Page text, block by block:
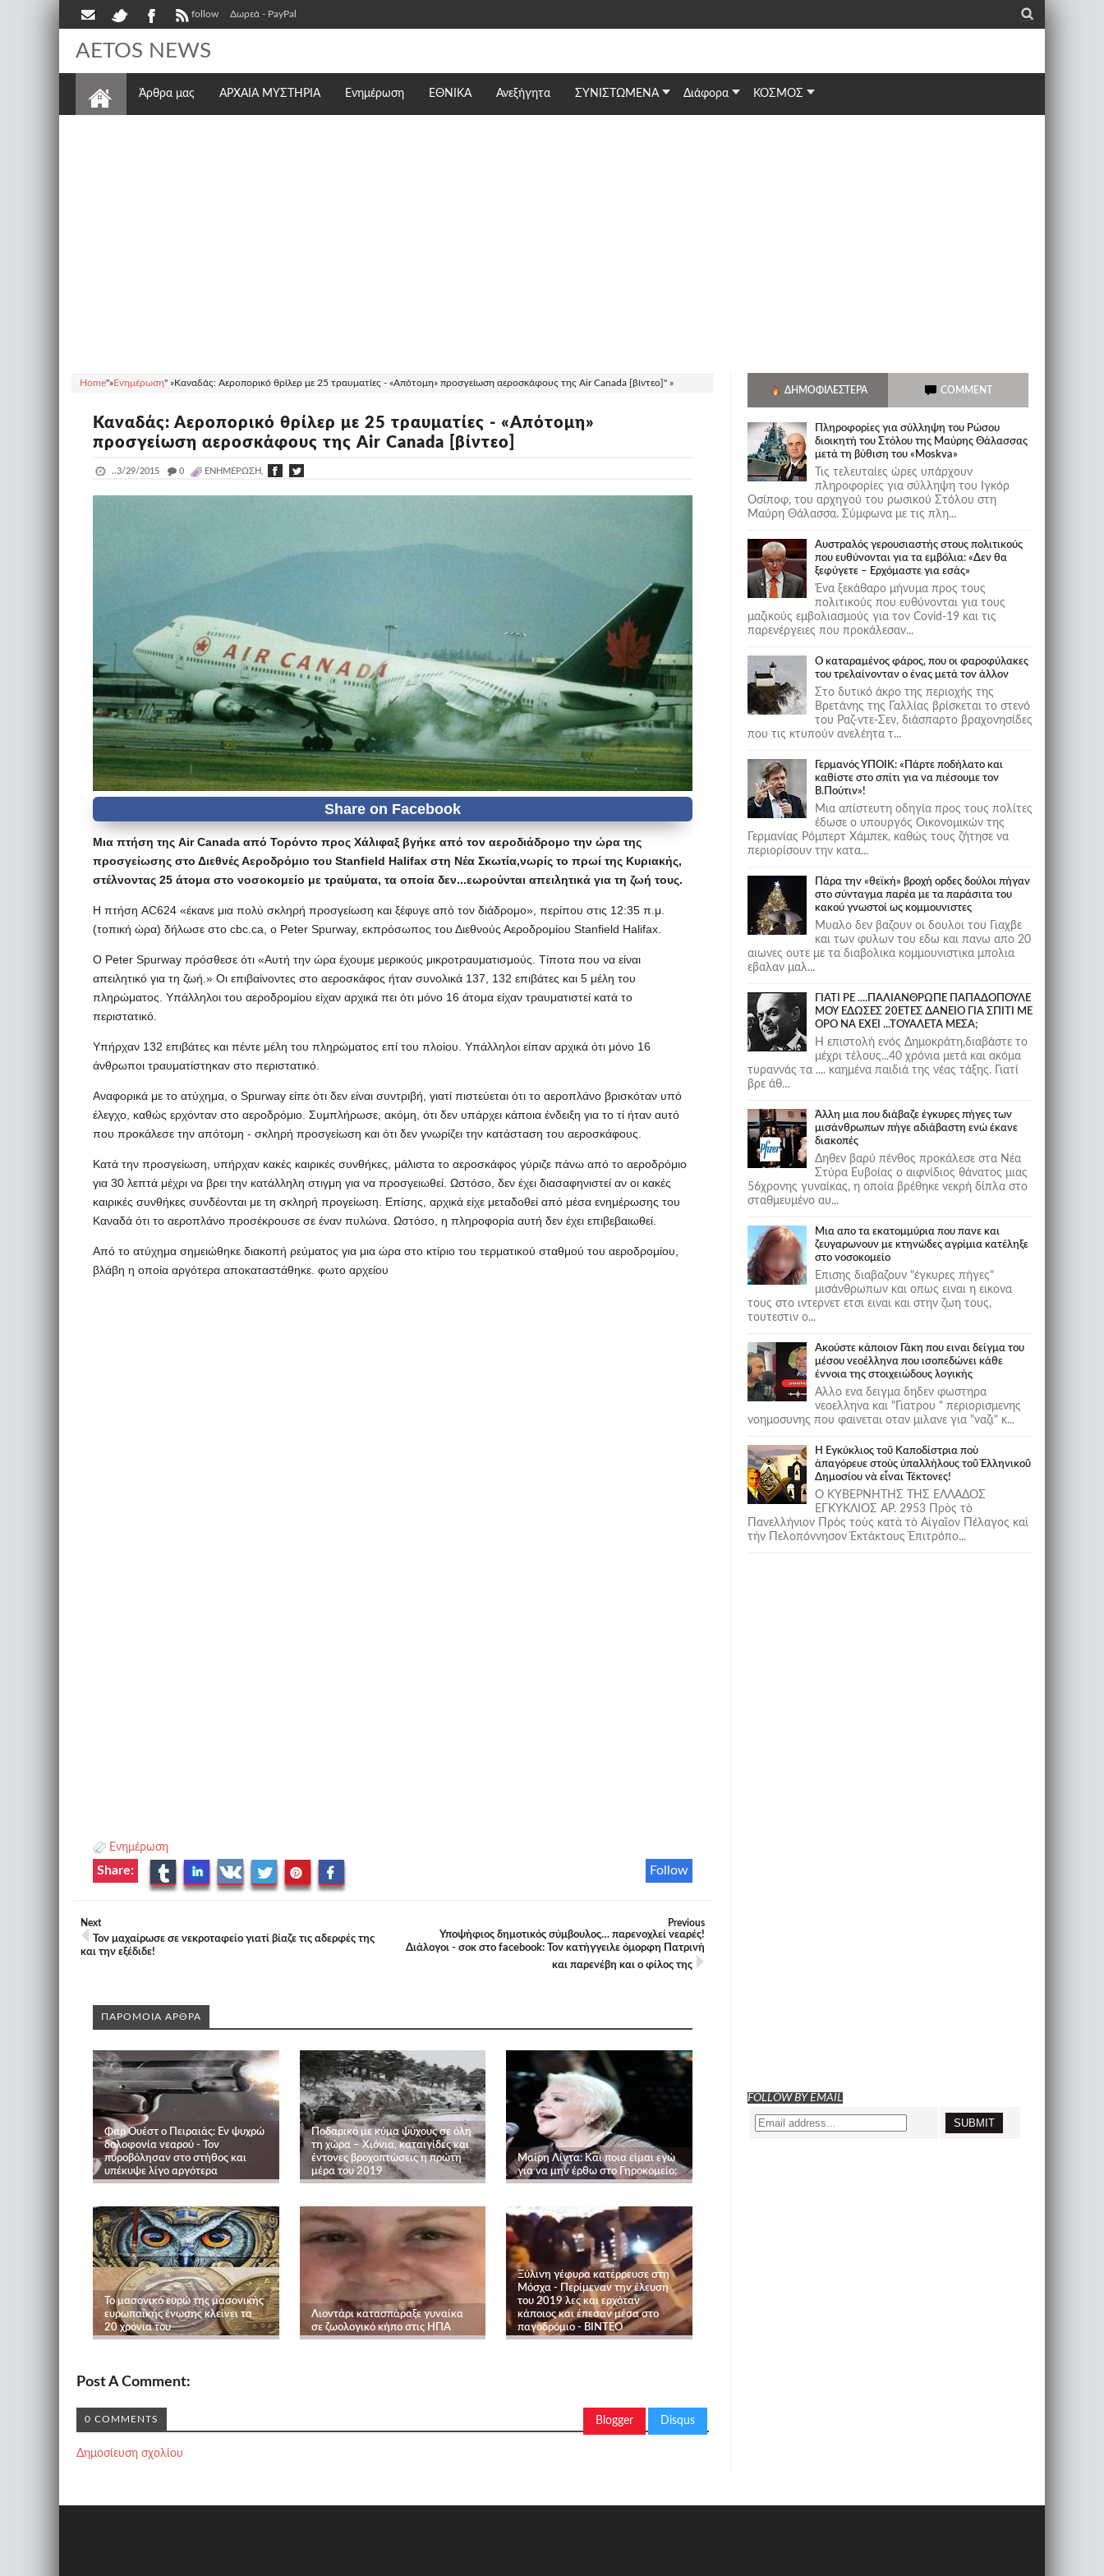
follow Δωρεά - PayPal _
AETOS NEWS
Άρθρα μας ΑΡΧΑΙΑ ΜΥΣΤΗΡΙΑ Ενημέρωση ΕΘΝΙΚΆ Ανεξήγητα ΣΥΝΙΣΤΩΜΕΝΑ Διάφορα ΚΟΣΜΟΣ
Home"»Ενημέρωση" »Καναδάς: Αεροπορικό θρίλερ με 25 τραυματίες - «Απότομη» προσγείωση αεροσκάφους της Air Canada [βίντεο]" »
Καναδάς: Αεροπορικό θρίλερ με 25 τραυματίες - «Απότομη»
προσγείωση αεροσκάφους της Air Canada [βίντεο]
..3/29/2015 _ 0 ΕΝΗΜΈΡΩΣΗ,
Μια πτήση της Air Canada από Τορόντο προς Χάλιφαξ βγήκε από τον αεροδιάδρομο την ώρα της
προσγείωσης στο Διεθνές Αεροδρόμιο του Stanfield Halifax στη Νέα Σκωτία,νωρίς το πρωί της Κυριακής,
στέλνοντας 25 άτομα στο νοσοκομείο με τραύματα, τα οποία δεν...εωρούνται απειλητικά για τη ζωή τους.
Η πτήση AC624 «έκανε μια πολύ σκληρή προσγείωση και ξέφυγε από τον διάδρομο», περίπου στις 12:35 π.μ.
(τοπική ώρα) δήλωσε στο cbc.ca, ο Peter Spurway, εκπρόσωπος του Διεθνούς Αεροδρομίου Stanfield Halifax.
Ο Peter Spurway πρόσθεσε ότι «Αυτή την ώρα έχουμε μερικούς μικροτραυματισμούς. Τίποτα που να είναι
απειλητικό για τη ζωή.» Οι επιβαίνοντες στο αεροσκάφος ήταν συνολικά 137, 132 επιβάτες και 5 μέλη του
πληρώματος. Υπάλληλοι του αεροδρομίου είχαν αρχικά πει ότι μόνο 16 άτομα είχαν τραυματιστεί κατά το
περιστατικό.
Υπήρχαν 132 επιβάτες και πέντε μέλη του πληρώματος επί του πλοίου. Υπάλληλοι είπαν αρχικά ότι μόνο 16
άνθρωποι τραυματίστηκαν στο περιστατικό.
Αναφορικά με το ατύχημα, ο Spurway είπε ότι δεν είναι συντριβή, γιατί πιστεύεται ότι το αεροπλάνο βρισκόταν υπό
έλεγχο, καθώς ερχόνταν στο αεροδρόμιο. Συμπλήρωσε, ακόμη, ότι δεν υπάρχει κάποια ένδειξη για το τί ήταν αυτό
που προκάλεσε την απότομη - σκληρή προσγείωση και ότι δεν γνωρίζει την κατάσταση του αεροσκάφους.
Κατά την προσγείωση, υπήρχαν κακές καιρικές συνθήκες, μάλιστα το αεροσκάφος γύριζε πάνω από το αεροδρόμιο
για 30 λεπτά μέχρι να βρει την κατάλληλη στιγμη για να προσγειωθεί. Ωστόσο, δεν έχει διασαφηνιστεί αν οι κακές
καιρικές συνθήκες συνδέονται με τη σκληρή προγείωση. Επίσης, αρχικά είχε μεταδοθεί από μέσα ενημέρωσης του
Καναδά ότι το αεροπλάνο προσέκρουσε σε έναν πυλώνα. Ωστόσο, η πληροφορία αυτή δεν έχει επιβεβαιωθεί.
Από το ατύχημα σημειώθηκε διακοπή ρεύματος για μια ώρα στο κτίριο του τερματικού σταθμού του αεροδρομίου,
βλάβη η οποία αργότερα αποκαταστάθηκε. φωτο αρχείου
Ενημέρωση
Follow
Share:
Next
Τον μαχαίρωσε σε νεκροταφείο γιατί βίαζε τις αδερφές της
και την εξέδιδε!
Previous
Υποψήφιος δημοτικός σύμβουλος… παρενοχλεί νεαρές!
Διάλογοι - σοκ στο facebook: Τον κατήγγειλε όμορφη Πατρινή
και παρενέβη και ο φίλος της
ΠΑΡΟΜΟΙΑ ΑΡΘΡΑ
Φαρ Ουέστ ο Πειραιάς: Εν ψυχρώ
δολοφονία νεαρού - Τον
πυροβόλησαν στο στήθος και
υπέκυψε λίγο αργότερα
Ποδαρικό με κύμα ψύχους σε όλη
τη χώρα – Χιόνια, καταιγίδες και
έντονες βροχοπτώσεις η πρώτη
μέρα του 2019
Μαίρη Λίντα: Και ποια είμαι εγώ
για να μην έρθω στο Γηροκομείο;
Το μασονικό ευρώ της μασονικής
ευρωπαϊκής ένωσης κλείνει τα
20 χρόνια του
Λιοντάρι κατασπάραξε γυναίκα
σε ζωολογικό κήπο στις ΗΠΑ
Ξύλινη γέφυρα κατέρρευσε στη
Μόσχα - Περίμεναν την έλευση
του 2019 λες και ερχόταν
κάποιος και έπεσαν μέσα στο
παγοδρόμιο - ΒΙΝΤΕΟ
Post A Comment:
Blogger Disqus
0 COMMENTS
Δημοσίευση σχολίου
ΔΗΜΟΦΙΛΈΣΤΕΡΑ COMMENT
Πληροφορίες για σύλληψη του Ρώσου
διοικητή του Στόλου της Mαύρης Θάλασσας
μετά τη βύθιση του «Moskva»
Τις τελευταίες ώρες υπάρχουν
πληροφορίες για σύλληψη του Ιγκόρ
Οσίποφ, του αρχηγού του ρωσικού Στόλου στη
Μαύρη Θάλασσα. Σύμφωνα με τις πλη...
Αυστραλός γερουσιαστής στους πολιτικούς
που ευθύνονται για τα εμβόλια: «Δεν θα
ξεφύγετε – Ερχόμαστε για εσάς»
Ένα ξεκάθαρο μήνυμα προς τους
πολιτικούς που ευθύνονται για τους
μαζικούς εμβολιασμούς για τον Covid-19 και τις
παρενέργειες που προκάλεσαν...
Ο καταραμένος φάρος, που οι φαροφύλακες
του τρελαίνονταν ο ένας μετά τον άλλον
Στο δυτικό άκρο της περιοχής της
Βρετάνης της Γαλλίας βρίσκεται το στενό
του Ραζ-ντε-Σεν, διάσπαρτο βραχονησίδες
που τις κτυπούν ανελέητα τ...
Γερμανός ΥΠΟΙΚ: «Πάρτε ποδήλατο και
καθίστε στο σπίτι για να πιέσουμε τον
Β.Πούτιν»!
Μια απίστευτη οδηγία προς τους πολίτες
έδωσε ο υπουργός Οικονομικών της
Γερμανίας Ρόμπερτ Χάμπεκ, καθώς τους ζήτησε να
περιορίσουν την κατα...
Πάρα την «θεϊκή» βροχή ορδες δούλοι πήγαν
στο σύνταγμα παρέα με τα παράσιτα του
κακού γνωστοί ως κομμουνιστες
Μυαλο δεν βαζουν οι δουλοι του Γιαχβε
και των φυλων του εδω και πανω απο 20
αιωνες ουτε με τα διαβολικα κομμουνιστικα μπολια
εβαλαν μαλ...
ΓΙΑΤΙ ΡΕ ....ΠΑΛΙΑΝΘΡΩΠΕ ΠΑΠΑΔΟΠΟΥΛΕ
ΜΟΥ ΕΔΩΣΕΣ 20ΕΤΕΣ ΔΑΝΕΙΟ ΓΙΑ ΣΠΙΤΙ ΜΕ
ΟΡΟ ΝΑ ΕΧΕΙ ...ΤΟΥΑΛΕΤΑ ΜΕΣΑ;
Η επιστολή ενός Δημοκράτη,διαβάστε το
μέχρι τέλους...40 χρόνια μετά και ακόμα
τυραννάς τα .... καημένα παιδιά της νέας τάξης. Γιατί
βρε άθ...
Άλλη μια που διάβαζε έγκυρες πήγες των
μισάνθρωπων πήγε αδιάβαστη ενώ έκανε
διακοπές
Δηθεν βαρύ πένθος προκάλεσε στα Νέα
Στύρα Ευβοίας ο αιφνίδιος θάνατος μιας
56χρονης γυναίκας, η οποία βρέθηκε νεκρή δίπλα στο
σταθμευμένο αυ...
Μια απο τα εκατομμύρια που πανε και
ζευγαρωνουν με κτηνώδες αγρίμια κατέληξε
στο νοσοκομείο
Επισης διαβαζουν "έγκυρες πήγες"
μισάνθρωπων και οπως ειναι η εικονα
τους στο ιντερνετ ετσι ειναι και στην ζωη τους,
τουτεστιν ο...
Ακούστε κάποιον Γάκη που ειναι δείγμα του
μέσου νεοέλληνα που ισοπεδώνει κάθε
έννοια της στοιχειώδους λογικής
Αλλο ενα δειγμα δηδεν φωστηρα
νεοελληνα και "Γιατρου " περιορισμενης
νοημοσυνης που φαινεται οταν μιλανε για "ναζι" κ...
Ἡ Ἐγκύκλιος τοῦ Καποδίστρια ποὺ
ἀπαγόρευε στοὺς ὑπαλλήλους τοῦ Ἑλληνικοῦ
Δημοσίου νὰ εἶναι Τέκτονες!
Ο ΚΥΒΕΡΝΗΤΗΣ ΤΗΣ ΕΛΛΑΔΟΣ
ΕΓΚΥΚΛΙΟΣ ΑΡ. 2953 Πρὸς τὸ
Πανελλήνιον Πρὸς τοὺς κατὰ τὸ Αἰγαῖον Πέλαγος καὶ
τὴν Πελοπόννησον Ἐκτάκτους Ἐπιτρόπο...
FOLLOW BY EMAIL